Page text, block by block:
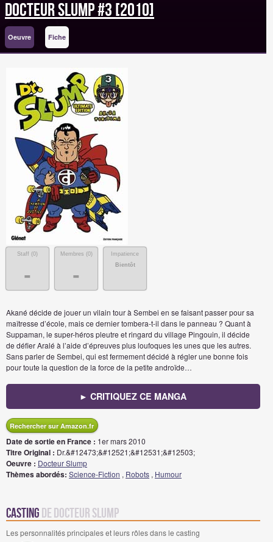
Docteur Slump #3 [2010]
Oeuvre Fiche
Staff (0)
-
Membres (0)
-
Impatience
Bientôt
Akané décide de jouer un vilain tour à Sembei en se faisant passer pour sa
maîtresse d’école, mais ce dernier tombera-t-il dans le panneau ? Quant à
Suppaman, le super-héros pleutre et ringard du village Pingouin, il décide
de défier Aralé à l’aide d’épreuves plus loufoques les unes que les autres.
Sans parler de Sembei, qui est fermement décidé à régler une bonne fois
pour toute la question de la force de la petite androïde…
► CRITIQUEZ CE MANGA
Rechercher sur Amazon.fr
Date de sortie en France : 1er mars 2010
Titre Original : Dr.&#12473;&#12521;&#12531;&#12503;
Oeuvre : Docteur Slump
Thèmes abordés: Science-Fiction , Robots , Humour
Casting de Docteur Slump
Les personnalités principales et leurs rôles dans le casting